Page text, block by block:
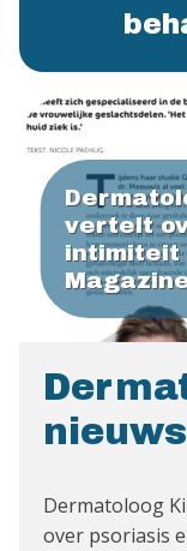
vertelt
intimiteit
nieuws
Dermatoloog
over psoriasis